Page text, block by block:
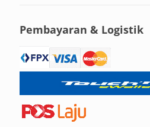
Pembayaran & Logistik